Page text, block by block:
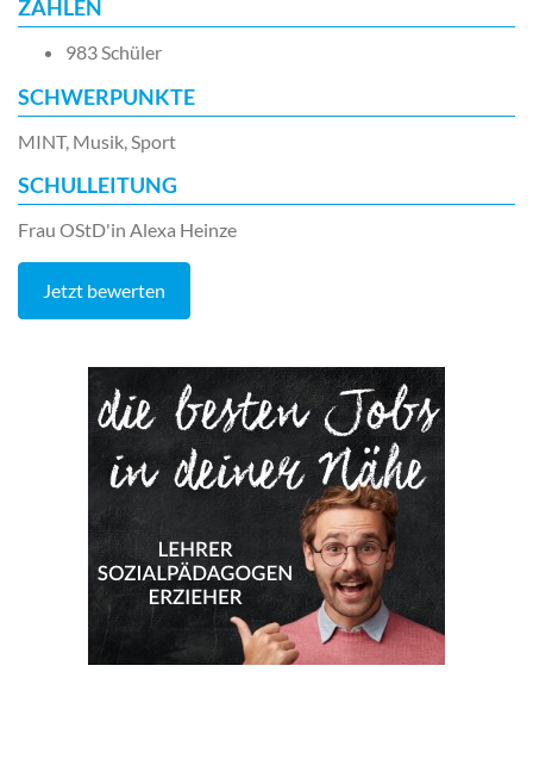
ZAHLEN
983 Schüler
SCHWERPUNKTE
MINT, Musik, Sport
SCHULLEITUNG
Frau OStD'in Alexa Heinze
Jetzt bewerten